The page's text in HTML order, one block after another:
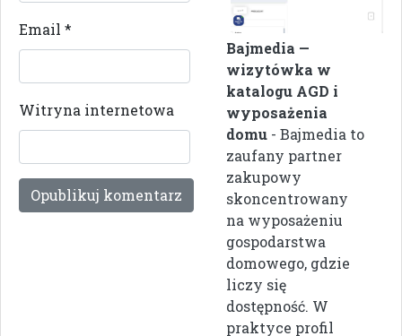
Email *
Witryna internetowa
Bajmedia —
wizytówka w
katalogu AGD i
wyposażenia
domu - Bajmedia to
zaufany partner
zakupowy
skoncentrowany
na wyposażeniu
gospodarstwa
domowego, gdzie
liczy się
dostępność. W
praktyce profil